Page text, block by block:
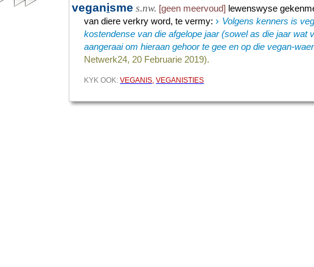
veganisme s.nw. [geen meervoud] lewenswyse
van diere verkry word, te vermy:› Volgens kenners is
kostendense van die afgelope jaar (sowel as die jaar wat
aangeraai om hieraan gehoor te gee en op die vegan-
Netwerk24, 20 Februarie 2019).
KYK OOK:VEGANIS ,VEGANISTIES